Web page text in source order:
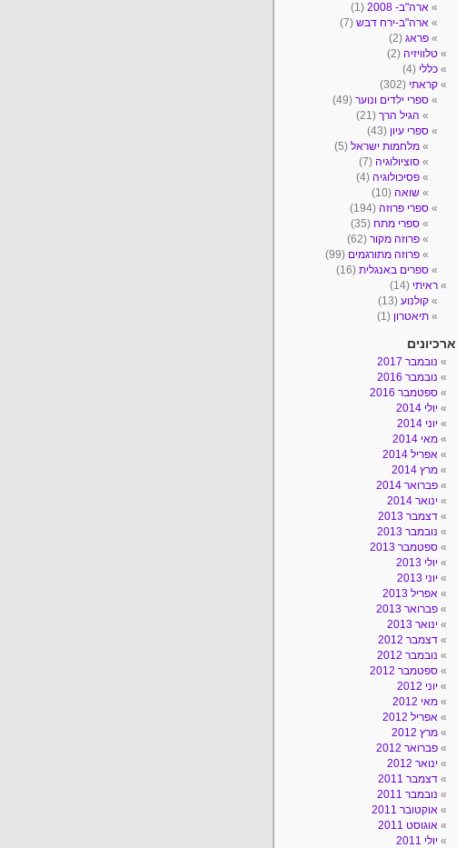
ארה"ב- 2008
(1)
ארה"ב-ירח דבש (7)
פראג (2)
טלוויזיה (2)
כללי (4)
קראתי (302)
ספרי ילדים ונוער (49)
הגיל הרך (21)
ספרי עיון (43)
מלחמות ישראל (5)
סוציולוגיה (7)
פסיכולוגיה (4)
שואה (10)
ספרי פרוזה (194)
ספרי מתח (35)
פרוזה מקור (62)
פרוזה מתורגמים (99)
ספרים באנגלית (16)
ראיתי (14)
קולנוע (13)
תיאטרון (1)
ארכיונים
נובמבר 2017
נובמבר 2016
ספטמבר 2016
יולי 2014
יוני 2014
מאי 2014
אפריל 2014
מרץ 2014
פברואר 2014
ינואר 2014
דצמבר 2013
נובמבר 2013
ספטמבר 2013
יולי 2013
יוני 2013
אפריל 2013
פברואר 2013
ינואר 2013
דצמבר 2012
נובמבר 2012
ספטמבר 2012
יוני 2012
מאי 2012
אפריל 2012
מרץ 2012
פברואר 2012
ינואר 2012
דצמבר 2011
נובמבר 2011
אוקטובר 2011
אוגוסט 2011
יולי 2011